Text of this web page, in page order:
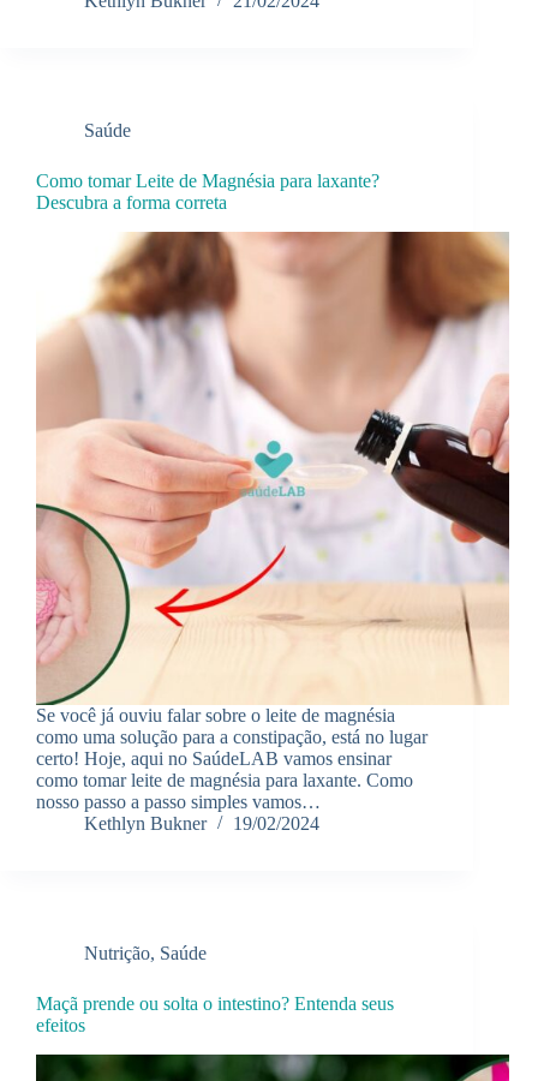
Saúde
Como tomar Leite de Magnésia para laxante?
Descubra a forma correta
Se você já ouviu falar sobre o leite de magnésia
como uma solução para a constipação, está no lugar
certo! Hoje, aqui no SaúdeLAB vamos ensinar
como tomar leite de magnésia para laxante. Como
nosso passo a passo simples vamos…
Kethlyn Bukner
19/02/2024
Nutrição, Saúde
Maçã prende ou solta o intestino? Entenda seus
efeitos